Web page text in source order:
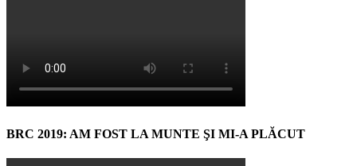
BRC 2019: AM FOST LA MUNTE ŞI MI-A PLĂCUT